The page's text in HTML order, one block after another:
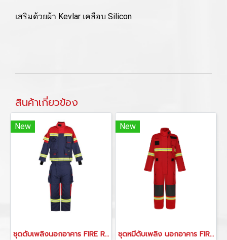
เสริมด้วยผ้า Kevlar เคลือบ Silicon
สินค้าเกี่ยวข้อง
New
ชุดดับเพลิงนอกอาคาร FIRE R-SA
New
ชุดหมีดับเพลิง นอกอาคาร FIRE R-SA